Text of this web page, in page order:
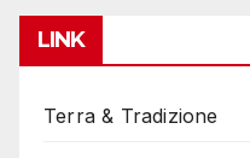
LINK
Terra & Tradizione